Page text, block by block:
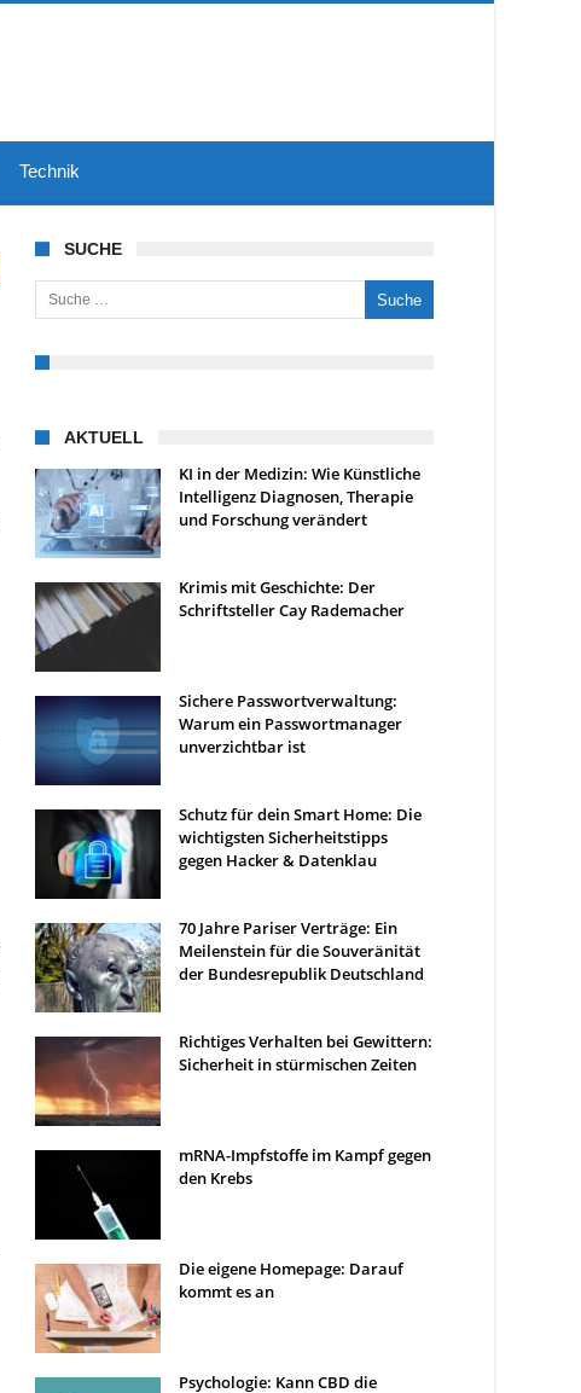
Technik
SUCHE
Suche nach:
AKTUELL
KI in der Medizin: Wie Künstliche
Intelligenz Diagnosen, Therapie
und Forschung verändert
Krimis mit Geschichte: Der
Schriftsteller Cay Rademacher
Sichere Passwortverwaltung:
Warum ein Passwortmanager
unverzichtbar ist
Schutz für dein Smart Home: Die
wichtigsten Sicherheitstipps
gegen Hacker & Datenklau
70 Jahre Pariser Verträge: Ein
Meilenstein für die Souveränität
der Bundesrepublik Deutschland
Richtiges Verhalten bei Gewittern:
Sicherheit in stürmischen Zeiten
mRNA-Impfstoffe im Kampf gegen
den Krebs
Die eigene Homepage: Darauf
kommt es an
Psychologie: Kann CBD die